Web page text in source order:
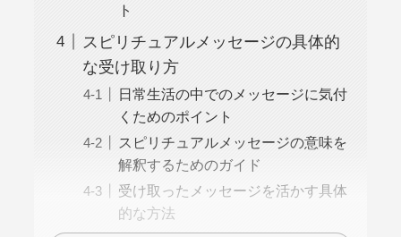
ト
スピリチュアルメッセージの具体的
な受け取り方
日常生活の中でのメッセージに気付
くためのポイント
スピリチュアルメッセージの意味を
解釈するためのガイド
受け取ったメッセージを活かす具体
的な方法